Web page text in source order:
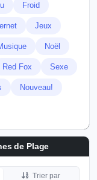
Froid
Jeux
Noël
Red Fox Sexe
Nouveau!
de Plage
Trier par